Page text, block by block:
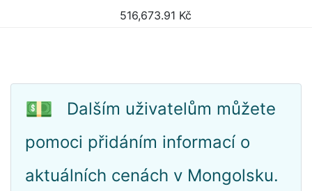
516,673.91 Kč
💵
Dalším uživatelům můžete
pomoci přidáním informací o
aktuálních cenách v Mongolsku.